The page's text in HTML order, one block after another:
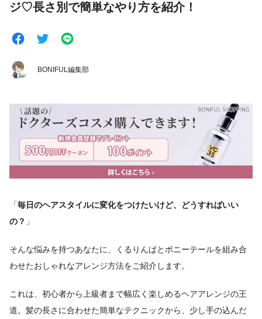
ジ♡長さ別で簡単なやり方を紹介！
BONIFUL編集部
「毎日のヘアスタイルに変化をつけたいけど、どうすればいい
の？ 」
そんな悩みを持つあなたに、くるりんぱとポニーテールを組み合
わせたおしゃれなアレンジ方法をご紹介します。
これは、初心者から上級者まで幅広く楽しめるヘアアレンジの王
道。髪の長さに合わせた簡単なテクニックから、少し手の込んだ